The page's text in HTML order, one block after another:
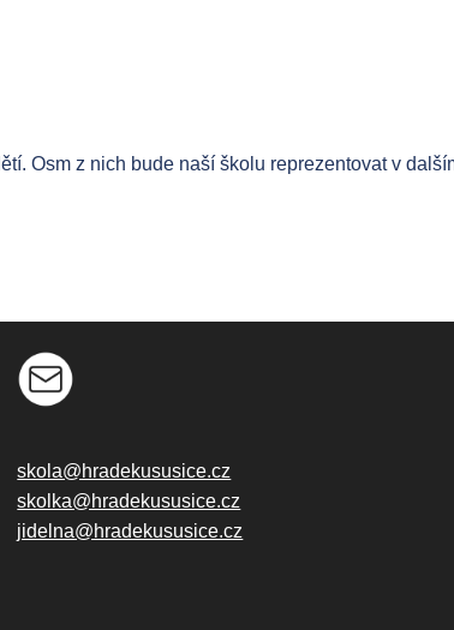
Osm z nich bude naší školu reprezentovat v
skola@hradekususice.cz
skolka@hradekususice.cz
jidelna@hradekususice.cz